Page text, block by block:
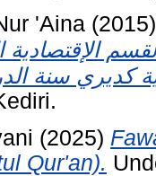
'Aina
الإقتصادية
(2025)
Qur'an).